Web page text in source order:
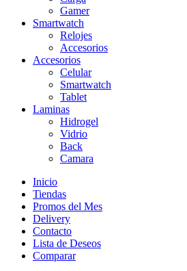
Gamer
Smartwatch
Relojes
Accesorios
Accesorios
Celular
Smartwatch
Tablet
Laminas
Hidrogel
Vidrio
Back
Camara
Inicio
Tiendas
Promos del Mes
Delivery
Contacto
Lista de Deseos
Comparar